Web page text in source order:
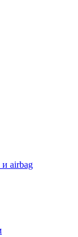
airbag